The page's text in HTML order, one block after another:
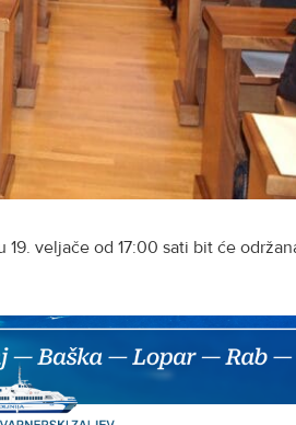
veljače od 17:00 sati bit će